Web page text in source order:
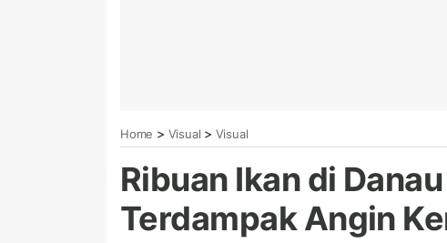
Home > Visual > Visual
Ribuan Ikan di
Terdampak Angin